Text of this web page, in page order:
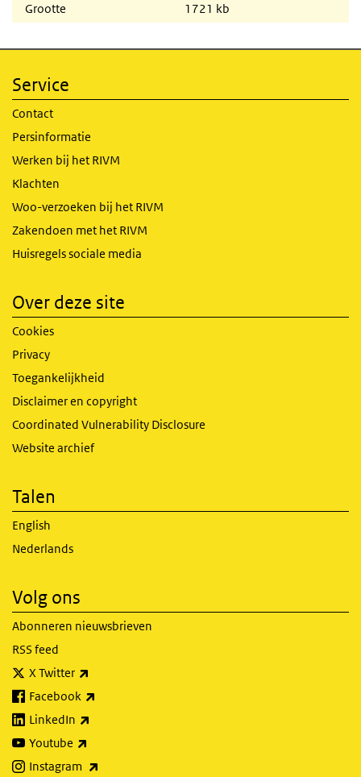
Grootte
1721 kb
Service
Contact
Persinformatie
Werken bij het RIVM
Klachten
Woo-verzoeken bij het RIVM
Zakendoen met het RIVM
Huisregels sociale media
Over deze site
Cookies
Privacy
Toegankelijkheid
Disclaimer en copyright
Coordinated Vulnerability Disclosure
Website archief
Talen
English
Nederlands
Volg ons
Abonneren nieuwsbrieven
RSS feed
X Twitter
Facebook
LinkedIn
Youtube
Instagram